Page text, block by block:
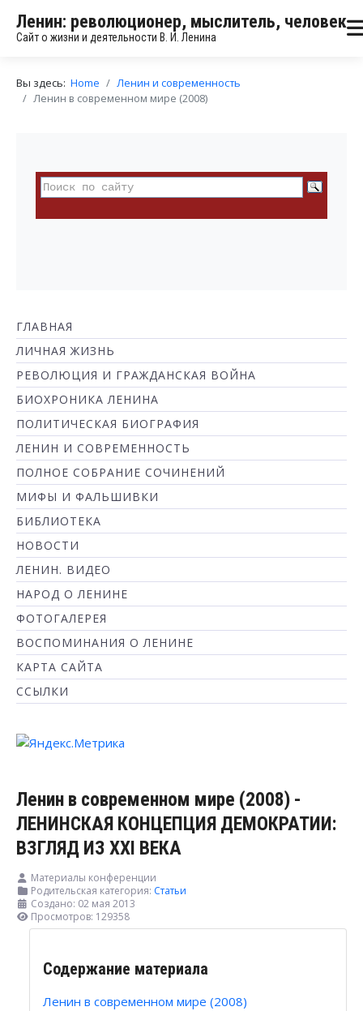
Ленин: революционер, мыслитель, человек
Сайт о жизни и деятельности В. И. Ленина
Вы здесь: Home
Ленин и современность
Ленин в современном мире (2008)
ГЛАВНАЯ
ЛИЧНАЯ ЖИЗНЬ
РЕВОЛЮЦИЯ И ГРАЖДАНСКАЯ ВОЙНА
БИОХРОНИКА ЛЕНИНА
ПОЛИТИЧЕСКАЯ БИОГРАФИЯ
ЛЕНИН И СОВРЕМЕННОСТЬ
ПОЛНОЕ СОБРАНИЕ СОЧИНЕНИЙ
МИФЫ И ФАЛЬШИВКИ
БИБЛИОТЕКА
НОВОСТИ
ЛЕНИН. ВИДЕО
НАРОД О ЛЕНИНЕ
ФОТОГАЛЕРЕЯ
ВОСПОМИНАНИЯ О ЛЕНИНЕ
КАРТА САЙТА
ССЫЛКИ
Ленин в современном мире (2008) -
ЛЕНИНСКАЯ КОНЦЕПЦИЯ ДЕМОКРАТИИ:
ВЗГЛЯД ИЗ XXI ВЕКА
Материалы конференции
Родительская категория: Статьи
Создано: 02 мая 2013
Просмотров: 129358
Содержание материала
Ленин в современном мире (2008)